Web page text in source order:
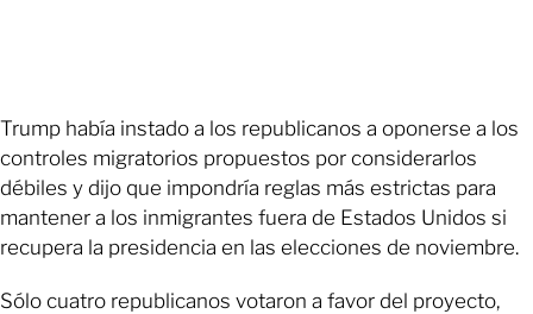
Trump había instado a los republicanos a oponerse a los
controles migratorios propuestos por considerarlos
débiles y dijo que impondría reglas más estrictas para
mantener a los inmigrantes fuera de Estados Unidos si
recupera la presidencia en las elecciones de noviembre.
Sólo cuatro republicanos votaron a favor del proyecto,